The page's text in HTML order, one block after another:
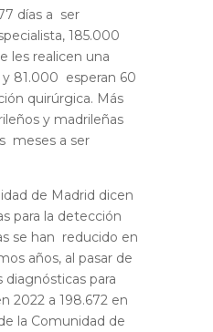
días a ser
185.000
les realicen una
81.000 esperan 60
quirúrgica. Más
y madrileñas
meses a ser
de Madrid dicen
para la detección
se han reducido en
años, al pasar de
diagnósticas para
2022 a 198.672 en
la Comunidad de